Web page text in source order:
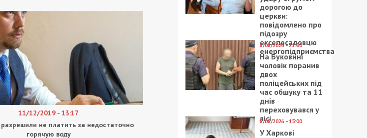
11/12/2019 - 13:17
не платить за недостаточно
горячую воду
дорогою до
церкви:
повідомлено про
підозру
ексепосадовцю
енергопідприємства
8/08/2026 - 21:00
На Буковині
чоловік поранив
двох
поліцейських під
час обшуку та 11
днів
переховувався у
лісі
8/08/2026 - 15:00
У Харкові